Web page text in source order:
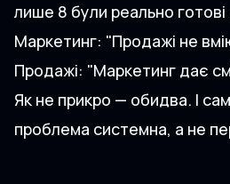
лише 8 були реально
Маркетинг: "Продажі не
Продажі: "Маркетинг дає
Як не прикро — обидва. І
проблема системна, а не